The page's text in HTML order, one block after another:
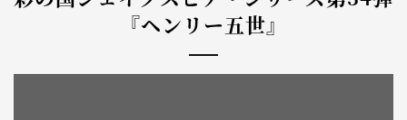
『ヘンリー五世』